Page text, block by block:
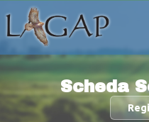
Scheda